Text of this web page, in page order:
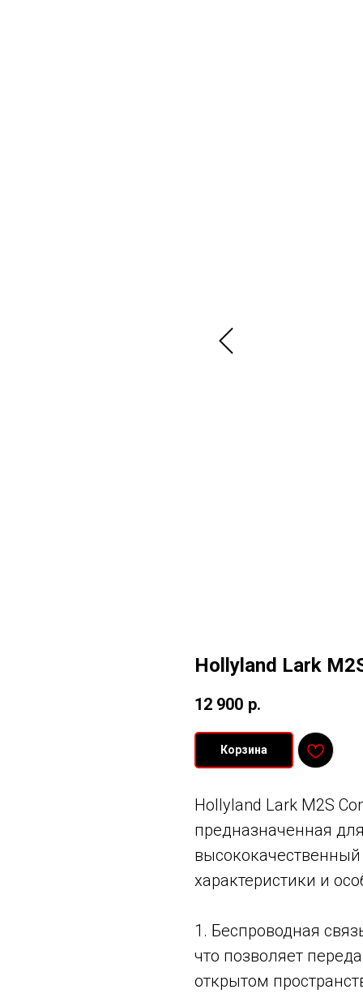
Hollyland Lark
12 900 р.
Корзина
Hollyland Lark M2S
предназначенная
характеристики и
1. Беспроводная
что позволяет
открытом